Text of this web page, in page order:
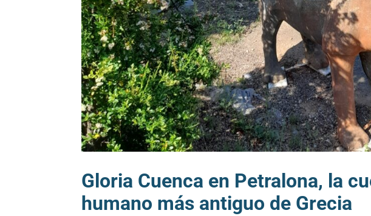
Gloria Cuenca en Petralona, la
humano más antiguo de Grecia